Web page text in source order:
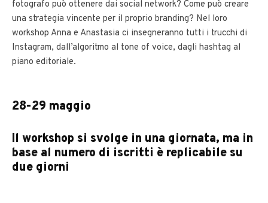
fotografo può ottenere dai social network? Come può creare
una strategia vincente per il proprio branding? Nel loro
workshop Anna e Anastasia ci insegneranno tutti i trucchi di
Instagram, dall’algoritmo al tone of voice, dagli hashtag al
piano editoriale.
28-29 maggio
Il workshop si svolge in una giornata, ma in
base al numero di iscritti è replicabile su
due giorni